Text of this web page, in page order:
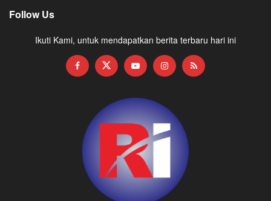
Follow Us
Ikuti Kami, untuk mendapatkan berita terbaru hari ini